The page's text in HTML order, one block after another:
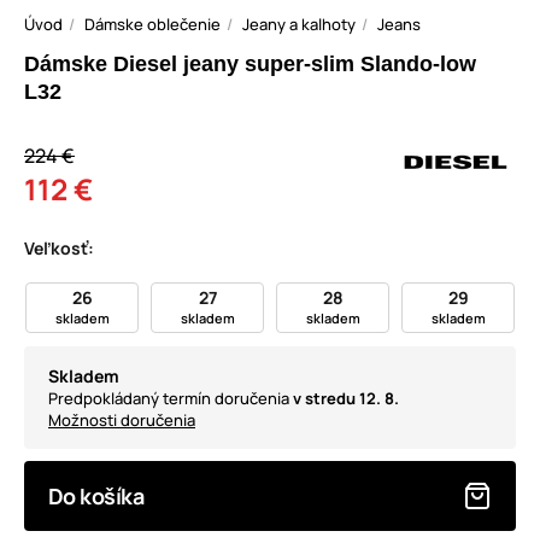
Úvod Dámske oblečenie Jeany a kalhoty Jeans
Dámske Diesel jeany super-slim Slando-low
L32
224 €
112 €
Veľkosť:
26
skladem
27
skladem
28
skladem
29
skladem
Skladem
Predpokládaný termín doručeniav stredu 12. 8.
Možnosti doručenia
Do košíka